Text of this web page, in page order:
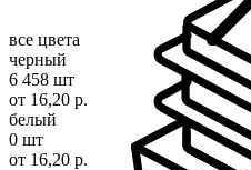
все цвета
черный
6 458 шт
от 16,20 р.
белый
0 шт
от 16,20 р.